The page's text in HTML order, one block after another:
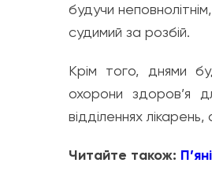
будучи
судимий за розбій.
Крім того, днями
охорони здоров’я
відділеннях
Читайте також: